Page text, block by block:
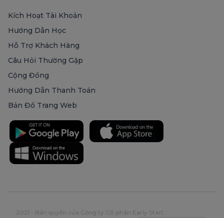
Kích Hoạt Tài Khoản
Hướng Dẫn Học
Hỗ Trợ Khách Hàng
Câu Hỏi Thường Gặp
Cộng Đồng
Hướng Dẫn Thanh Toán
Bản Đồ Trang Web
2021 - Bản quyền của Công ty Cổ phần Early Start